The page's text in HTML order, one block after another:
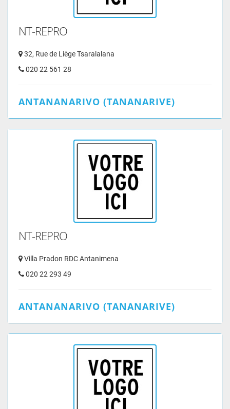
NT-REPRO
32, Rue de Liège Tsaralalana
020 22 561 28
ANTANANARIVO (TANANARIVE)
NT-REPRO
Villa Pradon RDC Antanimena
020 22 293 49
ANTANANARIVO (TANANARIVE)